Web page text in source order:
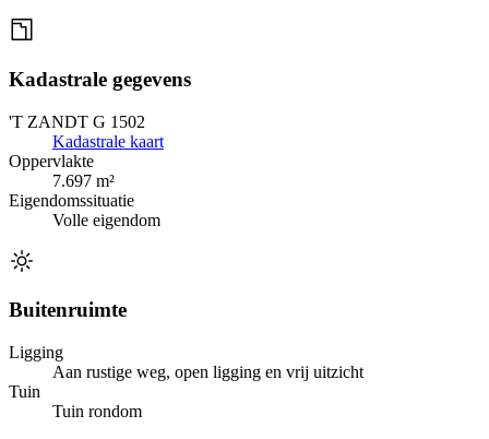
Kadastrale gegevens
'T ZANDT G 1502
Kadastrale kaart
Oppervlakte
7.697 m²
Eigendomssituatie
Volle eigendom
Buitenruimte
Ligging
Aan rustige weg, open ligging en vrij uitzicht
Tuin
Tuin rondom